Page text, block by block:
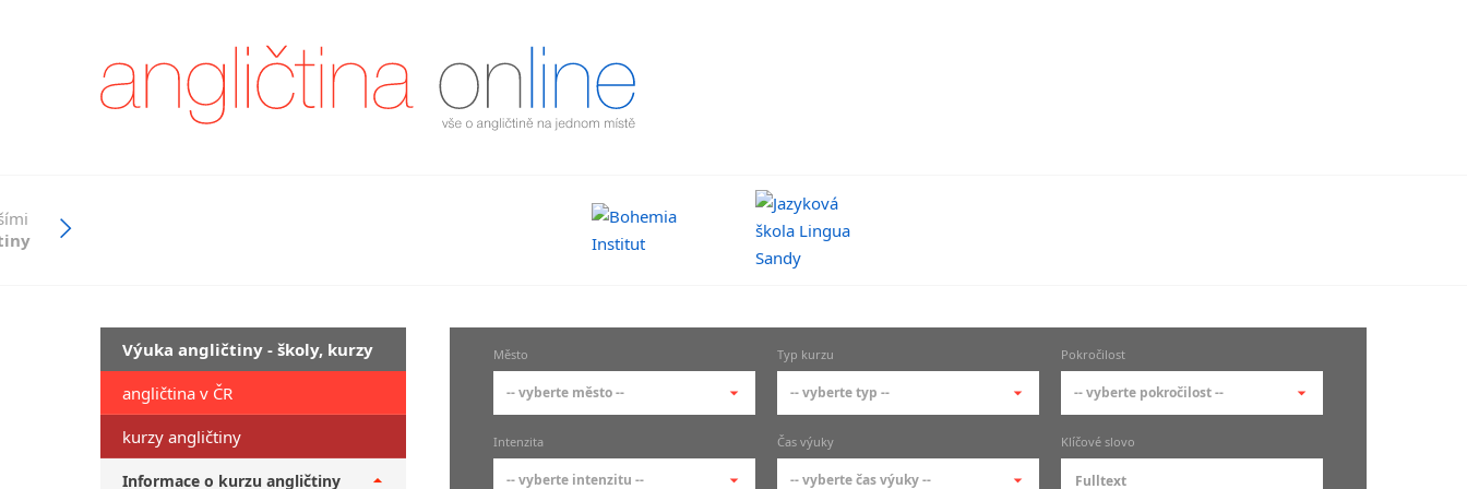
Výuka angličtiny - školy, kurzy
angličtina v ČR
kurzy angličtiny
Informace o kurzu angličtiny
Město
-- vyberte město --
-- vyberte město --
pražské městské části
Typ kurzu
-- vyberte typ --
-- vyberte typ --
základní členění kurzů
Pokročilost
-- vyberte pokročilost --
-- vyberte pokročilost --
Intenzita
-- vyberte intenzitu --
Čas výuky
-- vyberte čas výuky --
Klíčové slovo